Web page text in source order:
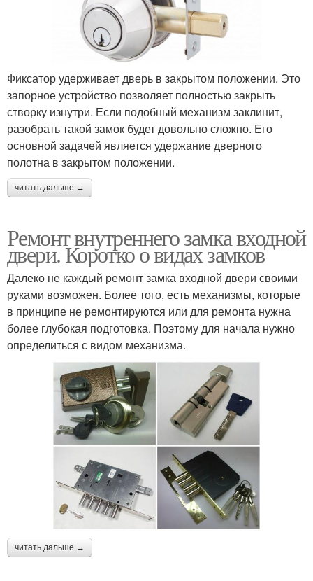
Фиксатор удерживает дверь в закрытом положении. Это
запорное устройство позволяет полностью закрыть
створку изнутри. Если подобный механизм заклинит,
разобрать такой замок будет довольно сложно. Его
основной задачей является удержание дверного
полотна в закрытом положении.
читать дальше →
Ремонт внутреннего замка входной
двери. Коротко о видах замков
Далеко не каждый ремонт замка входной двери своими
руками возможен. Более того, есть механизмы, которые
в принципе не ремонтируются или для ремонта нужна
более глубокая подготовка. Поэтому для начала нужно
определиться с видом механизма.
читать дальше →